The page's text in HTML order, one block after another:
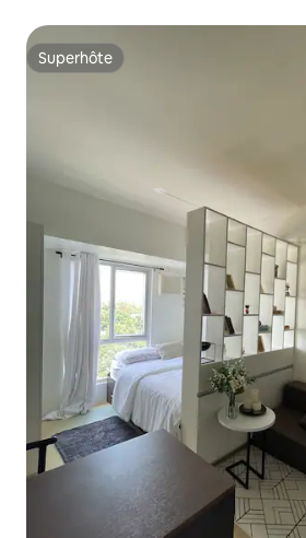
Superhôte
Superhôte